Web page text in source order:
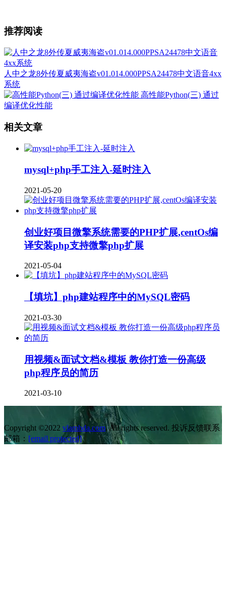
推荐阅读
人中之龙8外传夏威夷海盗v01.014.000PPSA24478中文语音4xx
系统
高性能Python(三) 通过
编译优化性能
相关文章
mysql+php手工注入-延时注入
2021-05-20
创业好项目微擎系统需要的PHP扩展,centOs编
译安装php支持微擎php扩展
2021-05-04
【填坑】php建站程序中的MySQL密码
2021-03-30
用视频&面试文档&模板 教你打造一份高级
php程序员的简历
2021-03-10
Copyright ©2022 vlambda.com. All rights reserved. 投诉反馈联系
邮箱： [email protected]